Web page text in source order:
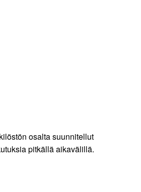
osalta suunnitellut
pitkällä aikavälillä.